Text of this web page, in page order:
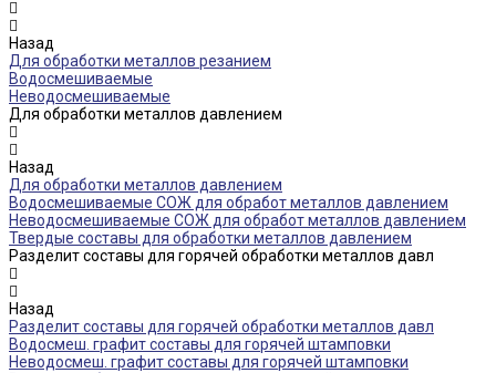
Назад
Для обработки металлов резанием
Водосмешиваемые
Неводосмешиваемые
Для обработки металлов давлением
Назад
Для обработки металлов давлением
Водосмешиваемые СОЖ для обработ металлов давлением
Неводосмешиваемые СОЖ для обработ металлов давлением
Твердые составы для обработки металлов давлением
Разделит составы для горячей обработки металлов давл
Назад
Разделит составы для горячей обработки металлов давл
Водосмеш. графит составы для горячей штамповки
Неводосмеш. графит составы для горячей штамповки